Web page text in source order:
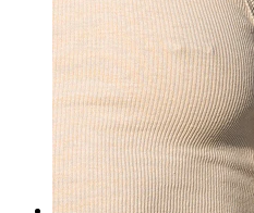
Tipi di Gioielli da Piercing
CONOSCI I